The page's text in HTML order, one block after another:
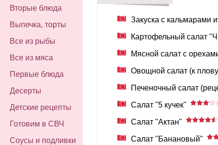
Вторые блюда
Выпечка, торты
Все из рыбы
Все из мяса
Первые блюда
Десерты
Детские рецепты
Готовим в СВЧ
Соусы и подливки
Закуска с кальмарами
Картофельный салат
Мясной салат с
Овощной салат (к
Печеночный салат
Салат "5 кучек"
Салат "Актан"
Салат "Банановый"